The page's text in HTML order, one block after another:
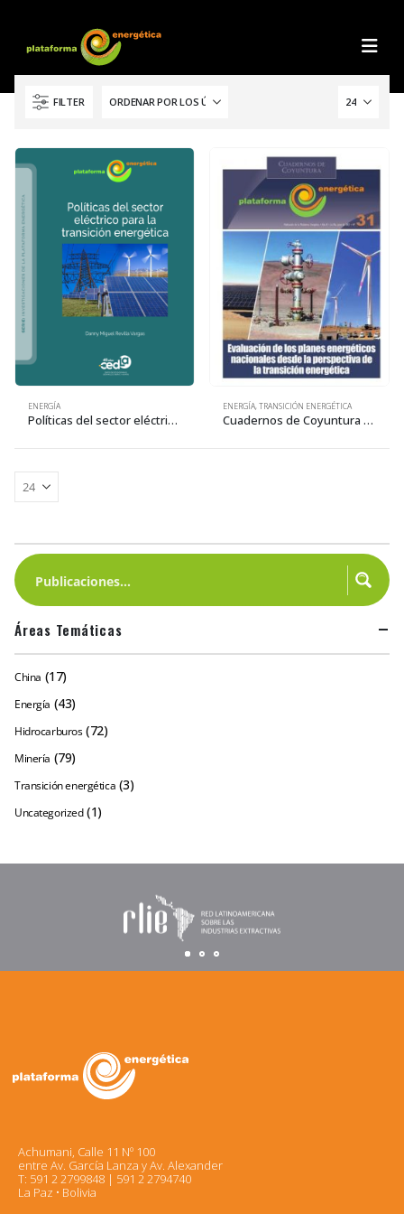
FILTER
ENERGÍA
Políticas del sector eléctrico para la transición energética
ENERGÍA,TRANSICIÓN ENERGÉTICA
Cuadernos de Coyuntura 31: Evaluación de los planes energéticos nacionales desde la perspectiva de la transición energética
Áreas Temáticas
China (17)
Energía (43)
Hidrocarburos (72)
Minería (79)
Transición energética (3)
Uncategorized (1)
Achumani, Calle 11 Nº 100
entre Av. García Lanza y Av. Alexander
T: 591 2 2799848 | 591 2 2794740
La Paz • Bolivia